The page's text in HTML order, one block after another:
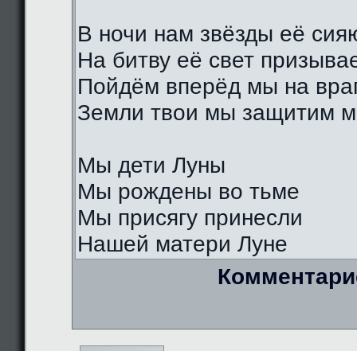
В ночи нам звёзды её
На битву её свет
Пойдём вперёд мы на
Земли твои мы защитим
Мы дети Луны
Мы рождены во тьме
Мы присягу принесли
Нашей матери Луне